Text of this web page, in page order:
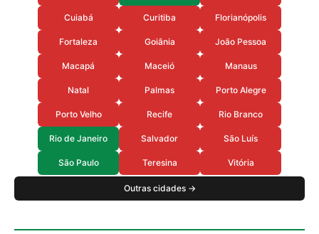
Cuiabá Curitiba Florianópolis
Fortaleza Goiânia João Pessoa
Macapá Maceió Manaus
Natal Palmas Porto Alegre
Porto Velho Recife Rio Branco
Rio de Janeiro Salvador São Luís
São Paulo Teresina Vitória
Outras cidades →